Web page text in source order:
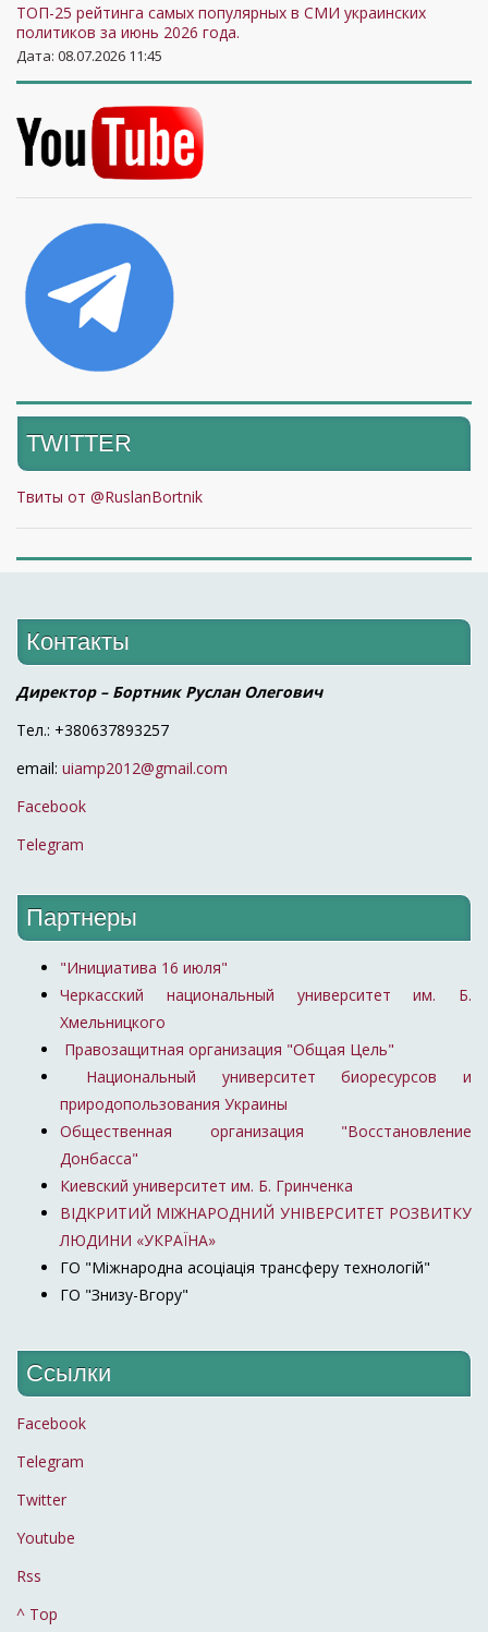
ТОП-25 рейтинга самых популярных в СМИ украинских
политиков за июнь 2026 года.
Дата: 08.07.2026 11:45
TWITTER
Твиты от @RuslanBortnik
Контакты
Директор – Бортник Руслан Олегович
Тел.: +380637893257
email: uiamp2012@gmail.com
Facebook
Telegram
Партнеры
"Инициатива 16 июля"
Черкасский национальный университет им. Б.
Хмельницкого
Правозащитная организация "Общая Цель"
Национальный университет биоресурсов и
природопользования Украины
Общественная организация "Восстановление
Донбасса"
Киевский университет им. Б. Гринченка
ВІДКРИТИЙ МІЖНАРОДНИЙ УНІВЕРСИТЕТ РОЗВИТКУ
ЛЮДИНИ «УКРАЇНА»
ГО "Міжнародна асоціація трансферу технологій"
ГО "Знизу-Вгору"
Ссылки
Facebook
Telegram
Twitter
Youtube
Rss
^ Top